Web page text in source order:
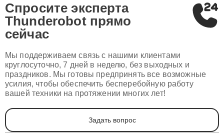
Спросите эксперта
Thunderobot прямо
сейчас
Мы поддерживаем связь с нашими клиентами
круглосуточно, 7 дней в неделю, без выходных и
праздников. Мы готовы предпринять все возможные
усилия, чтобы обеспечить бесперебойную работу
вашей техники на протяжении многих лет!
Задать вопрос